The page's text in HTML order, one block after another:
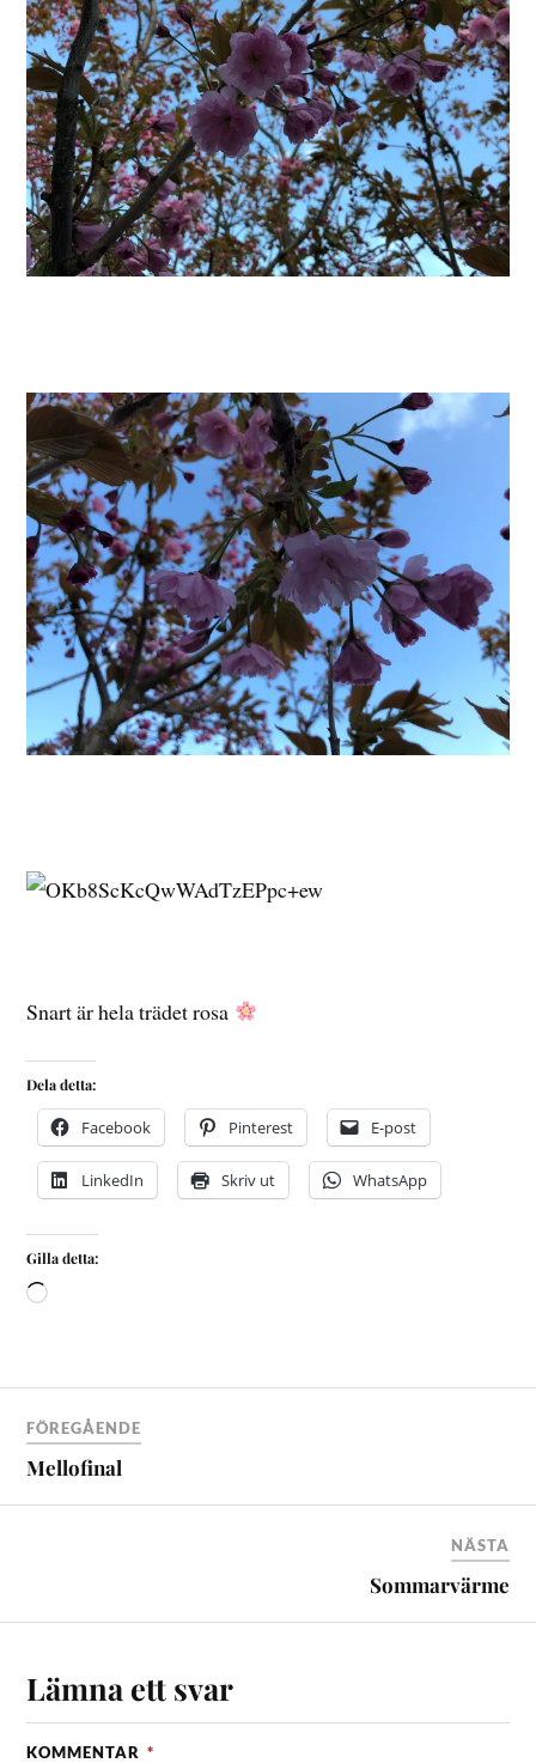
Snart är hela trädet rosa
Dela detta:
Facebook Pinterest E-post
LinkedIn Skriv ut WhatsApp
Gilla detta:
FÖREGÅENDE
Mellofinal
NÄSTA
Sommarvärme
Lämna ett svar
KOMMENTAR *